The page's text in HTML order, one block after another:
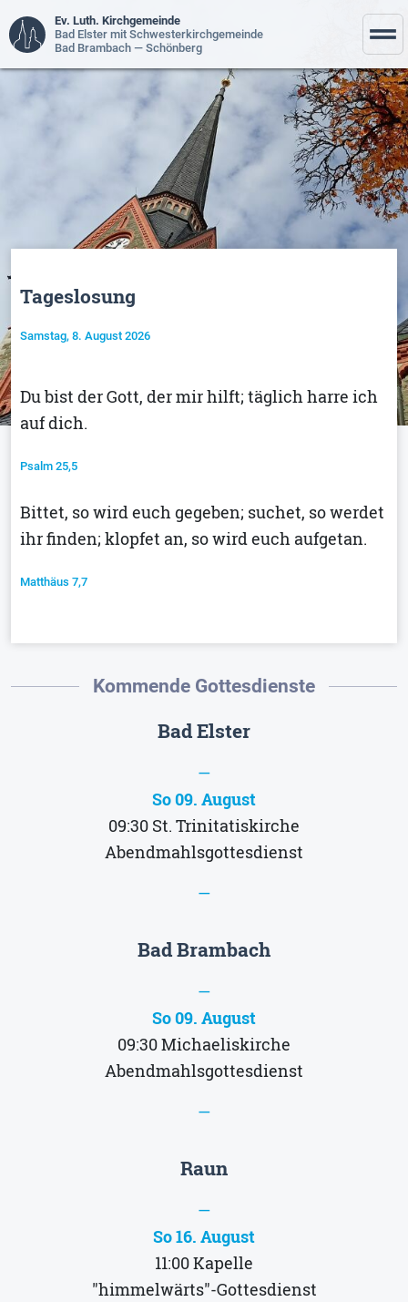
Ev. Luth. Kirchgemeinde
Bad Elster mit Schwesterkirchgemeinde
Bad Brambach — Schönberg
Tageslosung
Samstag, 8. August 2026
Du bist der Gott, der mir hilft; täglich harre ich
auf dich.
Psalm 25,5
Bittet, so wird euch gegeben; suchet, so werdet
ihr finden; klopfet an, so wird euch aufgetan.
Matthäus 7,7
Kommende Gottesdienste
Bad Elster
—
So 09. August
09:30 St. Trinitatiskirche
Abendmahlsgottesdienst
—
Bad Brambach
—
So 09. August
09:30Michaeliskirche
Abendmahlsgottesdienst
—
Raun
—
So 16. August
11:00Kapelle
"himmelwärts"-Gottesdienst